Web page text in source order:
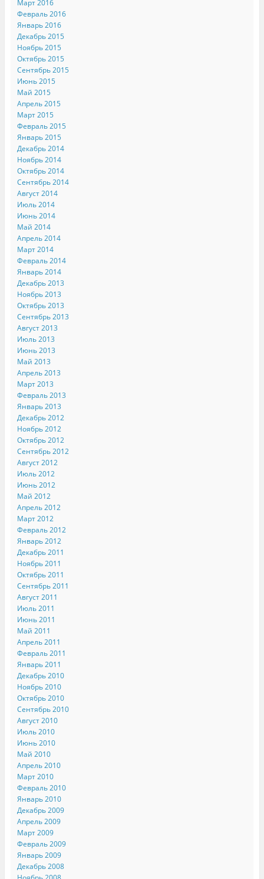
Март 2016
Февраль 2016
Январь 2016
Декабрь 2015
Ноябрь 2015
Октябрь 2015
Сентябрь 2015
Июнь 2015
Май 2015
Апрель 2015
Март 2015
Февраль 2015
Январь 2015
Декабрь 2014
Ноябрь 2014
Октябрь 2014
Сентябрь 2014
Август 2014
Июль 2014
Июнь 2014
Май 2014
Апрель 2014
Март 2014
Февраль 2014
Январь 2014
Декабрь 2013
Ноябрь 2013
Октябрь 2013
Сентябрь 2013
Август 2013
Июль 2013
Июнь 2013
Май 2013
Апрель 2013
Март 2013
Февраль 2013
Январь 2013
Декабрь 2012
Ноябрь 2012
Октябрь 2012
Сентябрь 2012
Август 2012
Июль 2012
Июнь 2012
Май 2012
Апрель 2012
Март 2012
Февраль 2012
Январь 2012
Декабрь 2011
Ноябрь 2011
Октябрь 2011
Сентябрь 2011
Август 2011
Июль 2011
Июнь 2011
Май 2011
Апрель 2011
Февраль 2011
Январь 2011
Декабрь 2010
Ноябрь 2010
Октябрь 2010
Сентябрь 2010
Август 2010
Июль 2010
Июнь 2010
Май 2010
Апрель 2010
Март 2010
Февраль 2010
Январь 2010
Декабрь 2009
Апрель 2009
Март 2009
Февраль 2009
Январь 2009
Декабрь 2008